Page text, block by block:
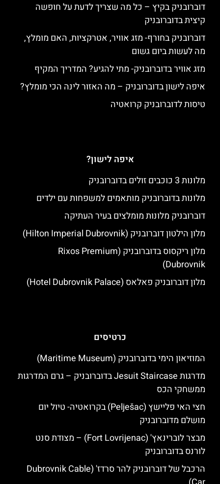
דוברובניק בקיץ – כל מה שצריך לדעת על חופשה
קיצית בדוברובניק
דוברובניק בחורף- מזג אוויר, אטרקציות, האם מומלץ,
מה לעשות ביום גשום
מזג אוויר בדוברובניק- מתי להגיע? המדריך המקיף
איפה לישון בדוברובניק – מה האזור לינה הכי מומלץ?
טיסות לדוברובניק קרואטיה
איפה לישון?
מלונות 3 כוכבים זולים בדוברובניק
מלונות בדוברובניק מותאמים למשפחות עם ילדים
דוברובניק מלונות מומלצים בעיר העתיקה
מלון הילטון דוברובניק (Hilton Imperial Dubrovnik)
מלון ריקסוס בדוברובניק (Rixos Premium
Dubrovnik)
מלון דוברובניק פאלאס (Hotel Dubrovnik Palace)
כרטיסים
המוזיאון הימי בדוברובניק (Maritime Museum)
מדרגות Jesuit Staircase בדוברובניק – גרם המדרגות
ממשחקי הכס
חצי האי פליישץ (Pelješac) בקרואטיה- טיול יום
מושלם מדוברובניק
מבצר לוברינאץ' (Fort Lovrijenac) – מצודת סנט
לורנס בדוברובניק
הרכבל של דוברובניק להר סרדז' (Dubrovnik Cable